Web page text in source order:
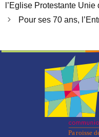
l’Eglise Protestante
Pour ses 70 ans,